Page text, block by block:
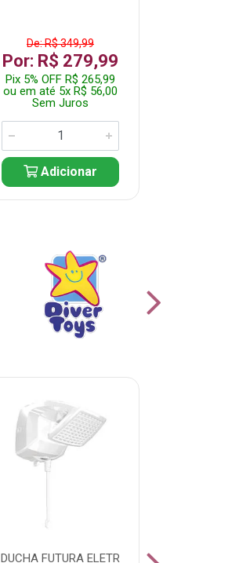
De: R$ 349,99
Por: R$ 279,99
Pix 5% OFF R$ 265,99
ou em até 5x R$ 56,00
Sem Juros
Adicionar
DUCHA FUTURA ELETR